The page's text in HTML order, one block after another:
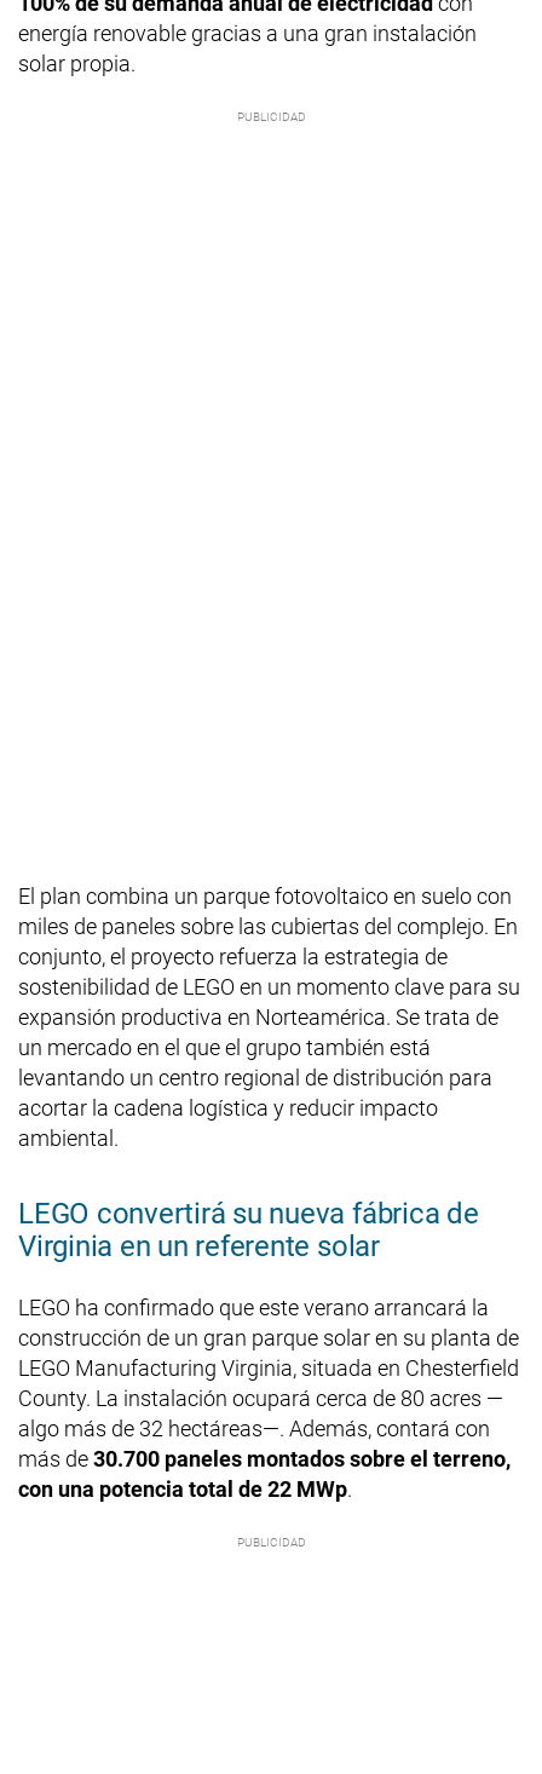
energía renovable gracias a una gran instalación
solar propia.
El plan combina un parque fotovoltaico en suelo con
miles de paneles sobre las cubiertas del complejo. En
conjunto, el proyecto refuerza la estrategia de
sostenibilidad de LEGO en un momento clave para su
expansión productiva en Norteamérica. Se trata de
un mercado en el que el grupo también está
levantando un centro regional de distribución para
acortar la cadena logística y reducir impacto
ambiental.
LEGO convertirá su nueva fábrica de
Virginia en un referente solar
LEGO ha confirmado que este verano arrancará la
construcción de un gran parque solar en su planta de
LEGO Manufacturing Virginia, situada en Chesterfield
County. La instalación ocupará cerca de 80 acres —
algo más de 32 hectáreas—. Además, contará con
más de30.700 paneles montados sobre el terreno,
con una potencia total de 22 MWp.